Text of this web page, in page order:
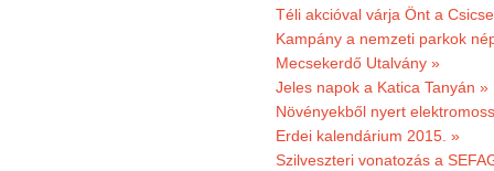
Téli akcióval várja Önt a
Kampány a nemzeti parkok
Mecsekerdő Utalvány »
Jeles napok a Katica Tanyán »
Növényekből nyert
Erdei kalendárium 2015. »
Szilveszteri vonatozás a